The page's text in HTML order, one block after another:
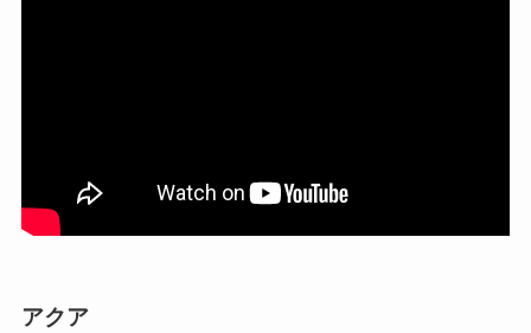
アクア